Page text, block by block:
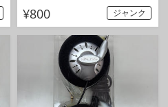
¥800 ジャンク